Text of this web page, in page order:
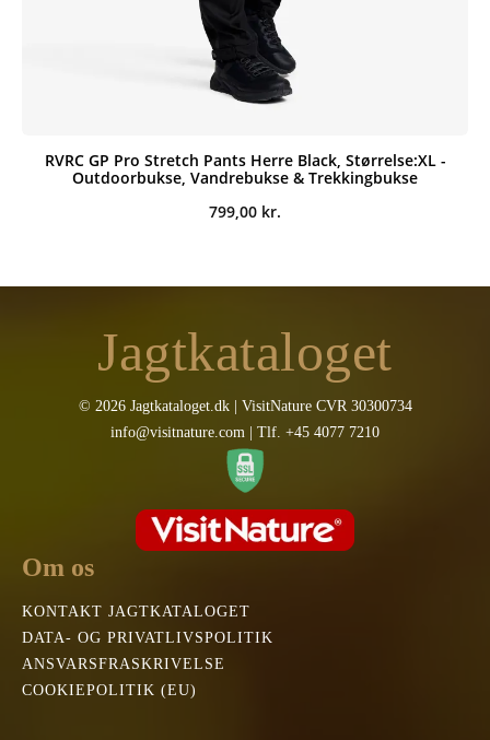
RVRC GP Pro Stretch Pants Herre Black, Størrelse:XL -
Outdoorbukse, Vandrebukse & Trekkingbukse
799,00 kr.
Jagtkataloget
© 2026 Jagtkataloget.dk | VisitNature CVR 30300734
info@visitnature.com | Tlf. +45 4077 7210
Om os
KONTAKT JAGTKATALOGET
DATA- OG PRIVATLIVSPOLITIK
ANSVARSFRASKRIVELSE
COOKIEPOLITIK (EU)